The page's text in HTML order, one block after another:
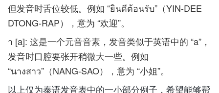
但发音时舌位较低。例如 “ยินดีต้อนรับ”（YIN-DEE
DTONG-RAP），意为 “欢迎”。
า [a]: 这是一个元音音素，发音类似于英语中的 “a”，
发音时口腔要张开稍微大一些。例如
“นางสาว”（NANG-SAO），意为 “小姐”。
以上仅为泰语发音表中的一小部分例子，希望能够帮